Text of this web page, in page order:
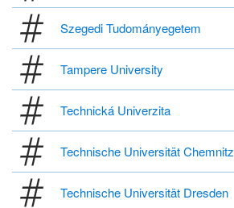
Szegedi Tudományegetem
Tampere University
Technická Univerzita
Technische Universität Chemnitz
Technische Universität Dresden